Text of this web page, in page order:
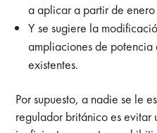
a aplicar a partir de
Y se sugiere la
ampliaciones de potencia
existentes.
Por supuesto, a nadie se le
regulador británico es evitar